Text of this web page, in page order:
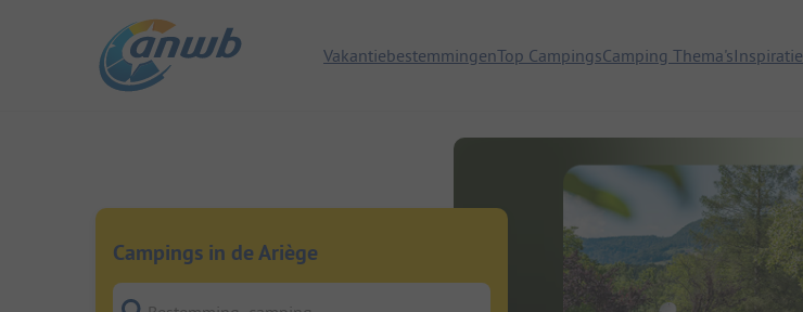
VakantiebestemmingenTop CampingsCamping Thema'sInspiratie
Campings in de Ariège